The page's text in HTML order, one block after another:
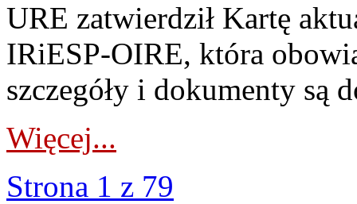
URE zatwierdził Kartę
IRiESP‑OIRE, która
szczegóły i dokumenty są
Więcej...
Strona 1 z 79